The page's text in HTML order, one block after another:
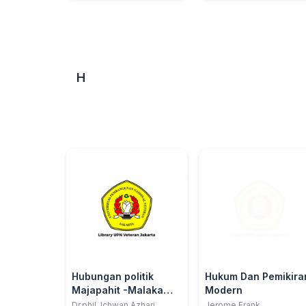
H
Hubungan politik
Majapahit -Malaka
dalam teks teks
Hukum Dan
Modern